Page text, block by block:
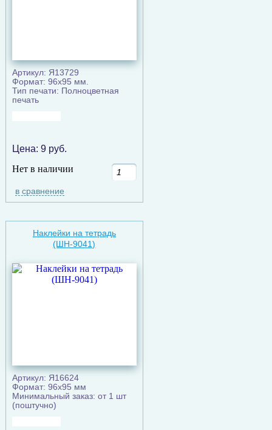
Артикул: Я13729
Формат: 96х95 мм.
Тип печати: Полноцветная
печать
Цена: 9руб.
Нет в наличии
в сравнение
Наклейки на тетрадь
(ШН-9041)
Артикул: Я16624
Формат: 96х95 мм
Минимальный заказ: от 1 шт
(поштучно)